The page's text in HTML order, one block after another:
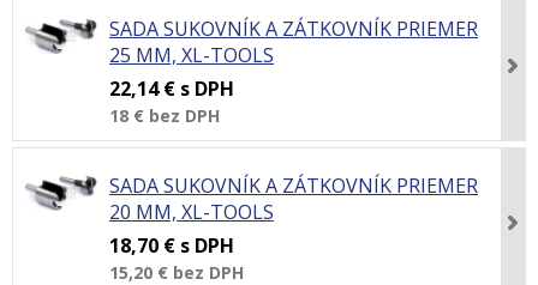
SADA SUKOVNÍK A ZÁTKOVNÍK PRIEMER
25 MM, XL-TOOLS
22,14 € s DPH
18 € bez DPH
SADA SUKOVNÍK A ZÁTKOVNÍK PRIEMER
20 MM, XL-TOOLS
18,70 € s DPH
15,20 € bez DPH